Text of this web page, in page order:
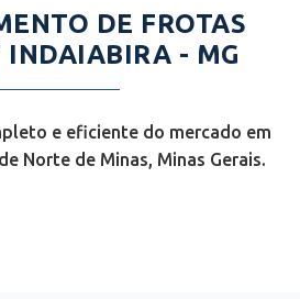
DE FROTAS
INDAIABIRA - MG
e eficiente do mercado em
Norte de Minas, Minas Gerais.